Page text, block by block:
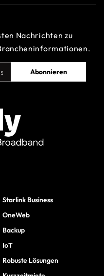
Nachrichten zu
Abonnieren
Starlink Business
OneWeb
Backup
IoT
Robuste Lösungen